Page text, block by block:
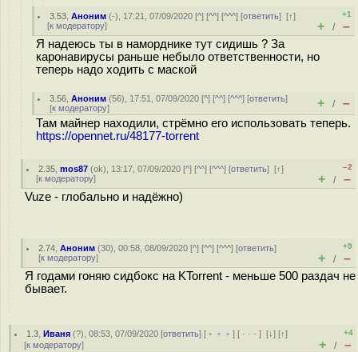
3.53 ,Аноним (-), 17:21, 07/09/2020 [^] [^^] [^^^] [ответить][↑]
[к модератору]
+1
+ / –
Я надеюсь ты в наморднике тут сидишь ? За
каронавирусы раньше небыло ответственности, но
теперь надо ходить с маской
3.56 ,Аноним (56), 17:51, 07/09/2020 [^] [^^] [^^^] [ответить]
[к модератору] + / –
Там майнер находили, стрёмно его использовать теперь.
https://opennet.ru/48177-torrent
2.35 ,mos87 (ok), 13:17, 07/09/2020 [^] [^^] [^^^] [ответить][↑]
[к модератору]
–2
+ / –
Vuze - глобально и надёжно)
2.74 ,Аноним (30), 00:58, 08/09/2020 [^] [^^] [^^^] [ответить]
[к модератору]
+9
+ / –
Я годами гоняю сидбокс на KTorrent - меньше 500 раздач не
бывает.
1.3 ,Иваня (?), 08:53, 07/09/2020 [ответить] [ ﹢﹢﹢] [ · · ·][↓] [↑]
[к модератору]
+4
+ / –